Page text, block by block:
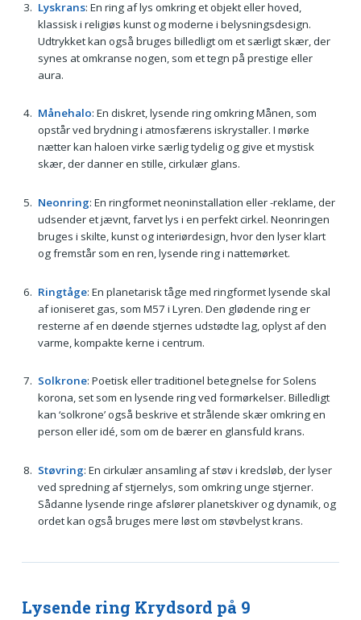
Lyskrans: En ring af lys omkring et objekt eller hoved,
klassisk i religiøs kunst og moderne i belysningsdesign.
Udtrykket kan også bruges billedligt om et særligt skær, der
synes at omkranse nogen, som et tegn på prestige eller
aura.
Månehalo: En diskret, lysende ring omkring Månen, som
opstår ved brydning i atmosfærens iskrystaller. I mørke
nætter kan haloen virke særlig tydelig og give et mystisk
skær, der danner en stille, cirkulær glans.
Neonring: En ringformet neoninstallation eller -reklame, der
udsender et jævnt, farvet lys i en perfekt cirkel. Neonringen
bruges i skilte, kunst og interiørdesign, hvor den lyser klart
og fremstår som en ren, lysende ring i nattemørket.
Ringtåge: En planetarisk tåge med ringformet lysende skal
af ioniseret gas, som M57 i Lyren. Den glødende ring er
resterne af en døende stjernes udstødte lag, oplyst af den
varme, kompakte kerne i centrum.
Solkrone: Poetisk eller traditionel betegnelse for Solens
korona, set som en lysende ring ved formørkelser. Billedligt
kan ‘solkrone’ også beskrive et strålende skær omkring en
person eller idé, som om de bærer en glansfuld krans.
Støvring: En cirkulær ansamling af støv i kredsløb, der lyser
ved spredning af stjernelys, som omkring unge stjerner.
Sådanne lysende ringe afslører planetskiver og dynamik, og
ordet kan også bruges mere løst om støvbelyst krans.
Lysende ring Krydsord på 9